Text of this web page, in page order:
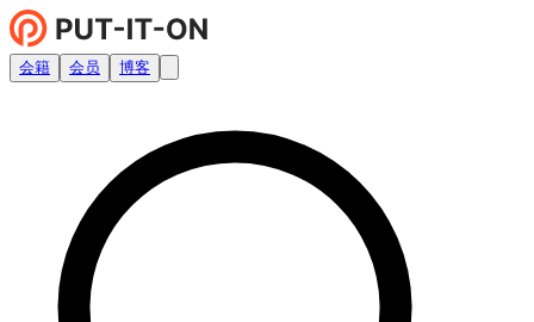
会籍 会员 博客